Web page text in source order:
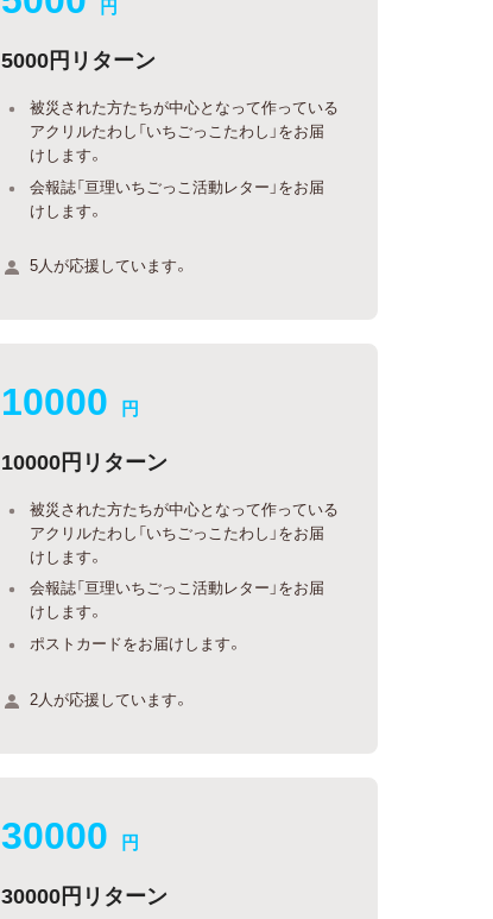
円
5000円リターン
被災された方たちが中心となって作っている
アクリルたわし「いちごっこたわし」をお届
けします。
会報誌「亘理いちごっこ活動レター」をお届
けします。
5人が応援しています。
10000 円
10000円リターン
被災された方たちが中心となって作っている
アクリルたわし「いちごっこたわし」をお届
けします。
会報誌「亘理いちごっこ活動レター」をお届
けします。
ポストカードをお届けします。
2人が応援しています。
30000 円
30000円リターン